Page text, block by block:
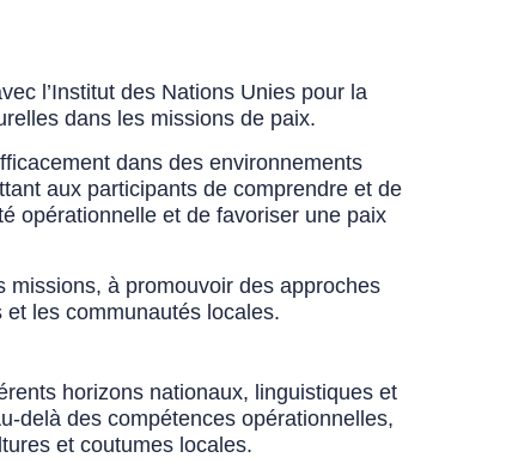
l’Institut des Nations Unies pour la
dans les missions de paix.
dans des environnements
aux participants de comprendre et de
opérationnelle et de favoriser une paix
à promouvoir des approches
et les communautés locales.
horizons nationaux, linguistiques et
delà des compétences opérationnelles,
et coutumes locales.